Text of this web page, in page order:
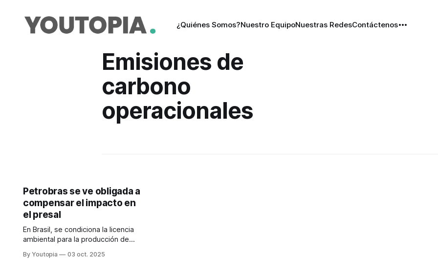
¿Quiénes Somos?Nuestro EquipoNuestras RedesContáctenos
Emisiones de
carbono
operacionales
Petrobras se ve obligada a
compensar el impacto en
el presal
En Brasil, se condiciona la licencia
ambiental para la producción de
La empresa cedió tras 14 meses de
By Youtopia 03 oct. 2025